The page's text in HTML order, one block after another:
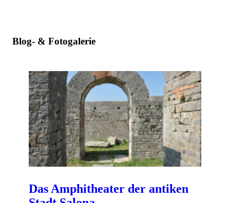
Blog- & Fotogalerie
Das Amphitheater der antiken